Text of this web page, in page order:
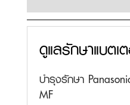
ดูแลรักษาแบตเ
บำรุงรักษา
MF